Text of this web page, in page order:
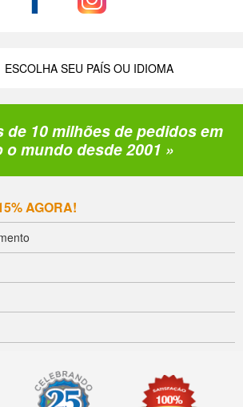
ESCOLHA SEU PAÍS OU IDIOMA
de 10 milhões de pedidos em
o mundo desde 2001 »
AGORA!